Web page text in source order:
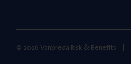
© 2026 Vanbreda Risk & Benefits